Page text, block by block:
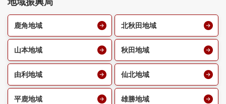
地域振興局
鹿角地域 北秋田地域
山本地域 秋田地域
由利地域 仙北地域
平鹿地域 雄勝地域